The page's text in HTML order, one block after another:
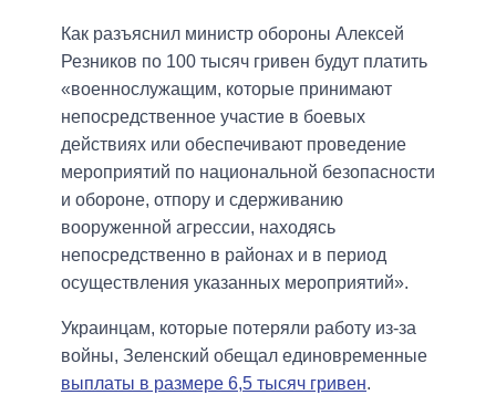
Как разъяснил министр обороны Алексей
Резников по 100 тысяч гривен будут платить
«военнослужащим, которые принимают
непосредственное участие в боевых
действиях или обеспечивают проведение
мероприятий по национальной безопасности
и обороне, отпору и сдерживанию
вооруженной агрессии, находясь
непосредственно в районах и в период
осуществления указанных мероприятий».
Украинцам, которые потеряли работу из-за
войны, Зеленский обещал единовременные
выплаты в размере 6,5 тысяч гривен.